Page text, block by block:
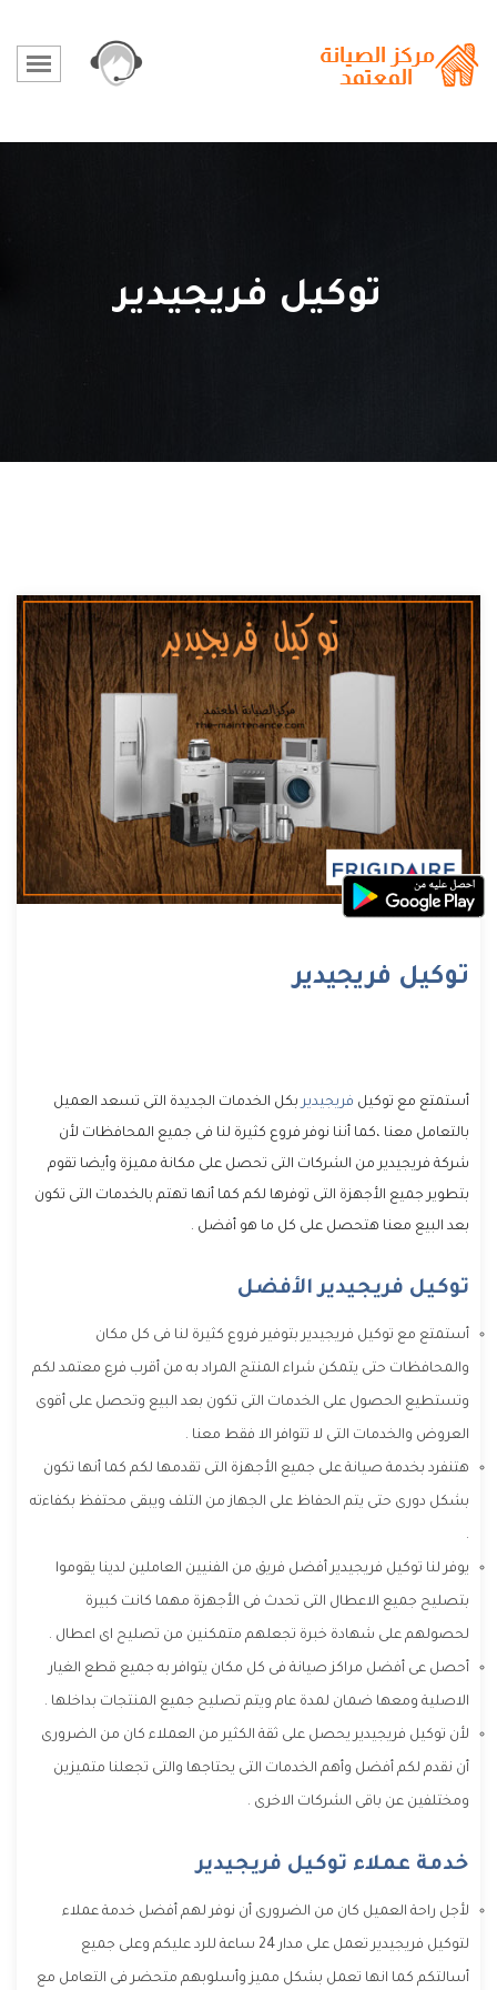
توكيل فريجيدير
توكيل فريجيدير
أستمتع مع توكيل فريجيدير بكل الخدمات الجديدة التى تسعد العميل
بالتعامل معنا ،كما أننا نوفر فروع كثيرة لنا فى جميع المحافظات لأن
شركة فريجيدير من الشركات التى تحصل على مكانة مميزة وأيضا تقوم
بتطوير جميع الأجهزة التى توفرها لكم كما أنها تهتم بالخدمات التى تكون
بعد البيع معنا هتحصل على كل ما هو أفضل .
توكيل فريجيدير الأفضل
أستمتع مع توكيل فريجيدير بتوفير فروع كثيرة لنا فى كل مكان
والمحافظات حتى يتمكن شراء المنتج المراد به من أقرب فرع معتمد لكم
وتستطيع الحصول على الخدمات التى تكون بعد البيع وتحصل على أقوى
العروض والخدمات التى لا تتوافر الا فقط معنا .
هتنفرد بخدمة صيانة على جميع الأجهزة التى تقدمها لكم كما أنها تكون
بشكل دورى حتى يتم الحفاظ على الجهاز من التلف ويبقى محتفظ بكفاءته
.
يوفر لنا توكيل فريجيدير أفضل فريق من الفنيين العاملين لدينا يقوموا
بتصليح جميع الاعطال التى تحدث فى الأجهزة مهما كانت كبيرة
لحصولهم على شهادة خبرة تجعلهم متمكنين من تصليح اى اعطال .
أحصل عى أفضل مراكز صيانة فى كل مكان يتوافر به جميع قطع الغيار
الاصلية ومعها ضمان لمدة عام ويتم تصليح جميع المنتجات بداخلها .
لأن توكيل فريجيدير يحصل على ثقة الكثير من العملاء كان من الضرورى
أن نقدم لكم أفضل وأهم الخدمات التى يحتاجها والتى تجعلنا متميزين
ومختلفين عن باقى الشركات الاخرى .
خدمة عملاء توكيل فريجيدير
لأجل راحة العميل كان من الضرورى أن نوفر لهم أفضل خدمة عملاء
لتوكيل فريجيدير تعمل على مدار 24 ساعة للرد عليكم وعلى جميع
أسالتكم كما انها تعمل بشكل مميز وأسلوبهم متحضر فى التعامل مع